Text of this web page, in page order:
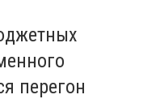
перегон